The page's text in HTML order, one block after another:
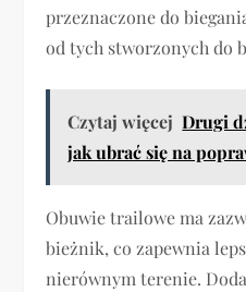
przeznaczone do
od tych stworzonych do
Czytaj więcej Drugi
jak ubrać się na
Obuwie trailowe ma
bieżnik, co zapewnia
nierównym terenie.